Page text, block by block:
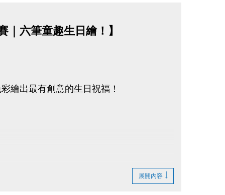
六筆童趣生日繪！】
繪出最有創意的生日祝福！
展開內容